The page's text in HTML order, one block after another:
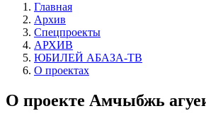
Главная
Архив
Спецпроекты
АРХИВ
ЮБИЛЕЙ АБАЗА-ТВ
О проектах
О проекте Амчыбжь